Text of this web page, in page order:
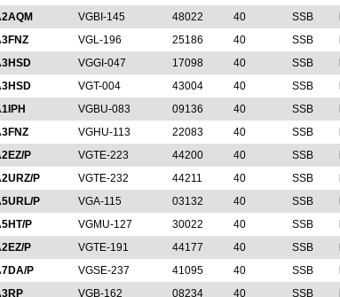
VGBI-145 48022 40 SSB
VGL-196 25186 40 SSB
VGGI-047 17098 40 SSB
VGT-004 43004 40 SSB
VGBU-083 09136 40 SSB
VGHU-113 22083 40 SSB
P
VGTE-223 44200 40 SSB
P
VGTE-232 44211 40 SSB
P
VGA-115 03132 40 SSB
P
VGMU-127 30022 40 SSB
P
VGTE-191 44177 40 SSB
P
VGSE-237 41095 40 SSB
VGB-162 08234 40 SSB